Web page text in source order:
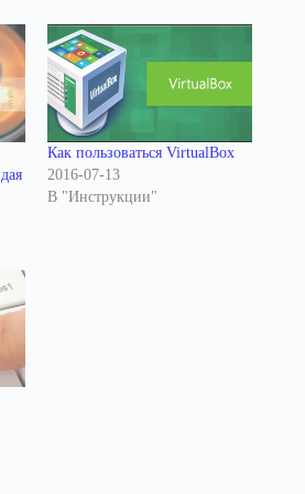
Как пользоваться VirtualBox
2016-07-13
В "Инструкции"